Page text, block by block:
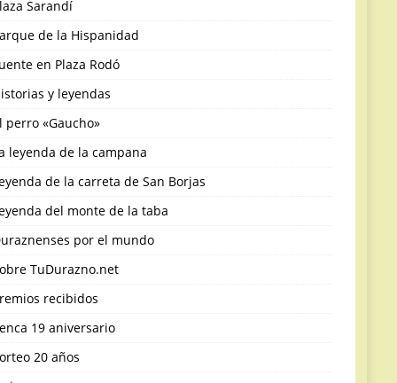
Sarandí
de la Hispanidad
en Plaza Rodó
y leyendas
perro «Gaucho»
leyenda de la campana
de la carreta de San Borjas
del monte de la taba
por el mundo
TuDurazno.net
recibidos
19 aniversario
20 años